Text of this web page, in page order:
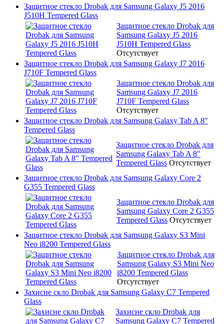
Защитное стекло Drobak для Samsung Galaxy J5 2016
J510H Tempered Glass
Защитное стекло Drobak для
Samsung Galaxy J5 2016
J510H Tempered Glass
Отсутствует
Защитное стекло Drobak для Samsung Galaxy J7 2016
J710F Tempered Glass
Защитное стекло Drobak для
Samsung Galaxy J7 2016
J710F Tempered Glass
Отсутствует
Защитное стекло Drobak для Samsung Galaxy Tab A 8"
Tempered Glass
Защитное стекло Drobak для
Samsung Galaxy Tab A 8"
Tempered Glass Отсутствует
Защитное стекло Drobak для Samsung Galaxy Core 2
G355 Tempered Glass
Защитное стекло Drobak для
Samsung Galaxy Core 2 G355
Tempered Glass Отсутствует
Защитное стекло Drobak для Samsung Galaxy S3 Mini
Neo i8200 Tempered Glass
Защитное стекло Drobak для
Samsung Galaxy S3 Mini Neo
i8200 Tempered Glass
Отсутствует
Захисне скло Drobak для Samsung Galaxy C7 Tempered
Glass
Захисне скло Drobak для
Samsung Galaxy C7 Tempered